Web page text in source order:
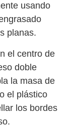
usando
planas.
el centro de
doble
la masa de
el plástico
los bordes